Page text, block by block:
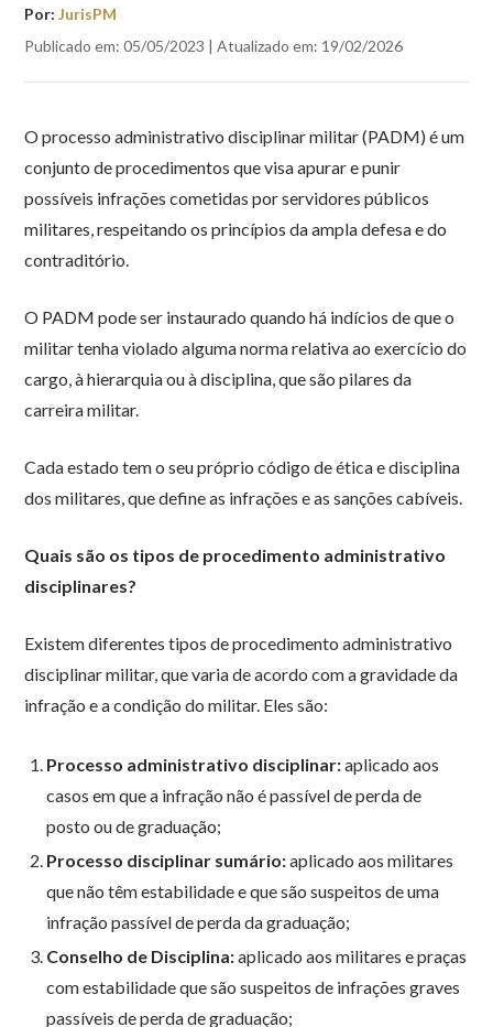
Por:JurisPM
Publicado em: 05/05/2023 | Atualizado em: 19/02/2026
O processo administrativo disciplinar militar (PADM) é um
conjunto de procedimentos que visa apurar e punir
possíveis infrações cometidas por servidores públicos
militares, respeitando os princípios da ampla defesa e do
contraditório.
O PADM pode ser instaurado quando há indícios de que o
militar tenha violado alguma norma relativa ao exercício do
cargo, à hierarquia ou à disciplina, que são pilares da
carreira militar.
Cada estado tem o seu próprio código de ética e disciplina
dos militares, que define as infrações e as sanções cabíveis.
Quais são os tipos de procedimento administrativo
disciplinares?
Existem diferentes tipos de procedimento administrativo
disciplinar militar, que varia de acordo com a gravidade da
infração e a condição do militar. Eles são:
Processo administrativo disciplinar:aplicado aos
casos em que a infração não é passível de perda de
posto ou de graduação;
Processo disciplinar sumário:aplicado aos militares
que não têm estabilidade e que são suspeitos de uma
infração passível de perda da graduação;
Conselho de Disciplina:aplicado aos militares e praças
com estabilidade que são suspeitos de infrações graves
passíveis de perda de graduação;